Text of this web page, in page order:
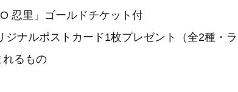
忍里」ゴールドチケット付
ジナルポストカード1枚プレゼント（全2種・ラ
れるもの